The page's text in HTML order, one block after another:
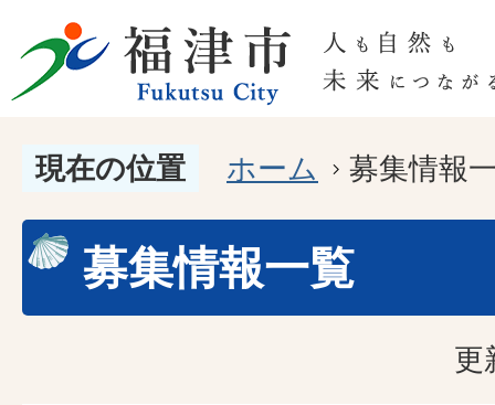
現在の位置 ホーム 募集情報
募集情報一覧
更